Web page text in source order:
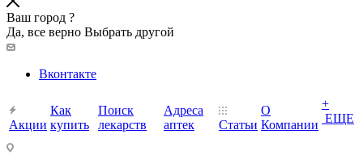
Ваш город ?
Да, все верно Выбрать другой
Вконтакте
Акции
Как
купить
Поиск
лекарств
Адреса
аптек
Статьи
О
Компании
+
ЕЩЕ